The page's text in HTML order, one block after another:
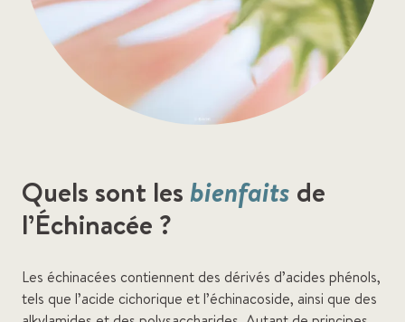
Quels sont lesbienfaits de
l’Échinacée ?
Les échinacées contiennent des dérivés d’acides phénols,
tels que l’acide cichorique et l’échinacoside, ainsi que des